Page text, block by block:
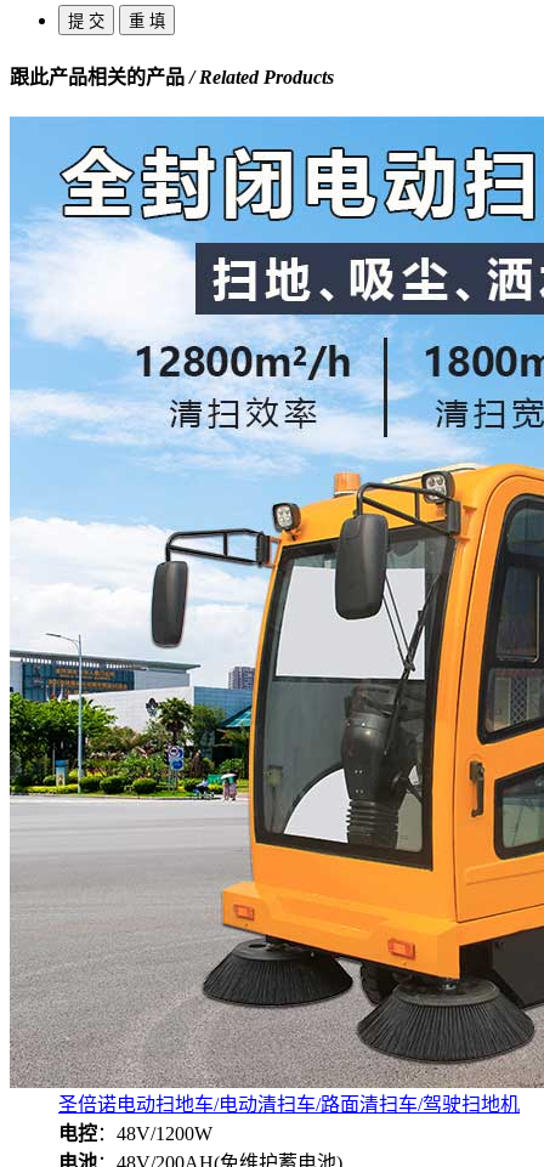
跟此产品相关的产品/ Related Products
圣倍诺电动扫地车/电动清扫车/路面清扫车/驾驶扫地机
电控：48V/1200W
电池：48V/200AH(免维护蓄电池)